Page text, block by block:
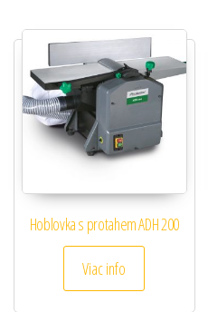
Hoblovka s protahem ADH 200
Viac info